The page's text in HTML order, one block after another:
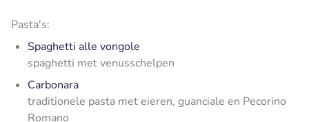
Pasta's:
Spaghetti alle vongole
spaghetti met venusschelpen
Carbonara
traditionele pasta met eieren, guanciale en Pecorino
Romano